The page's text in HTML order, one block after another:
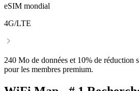
eSIM mondial
4G/LTE
240 Mo de données et 10% de réduction
pour les membres premium.